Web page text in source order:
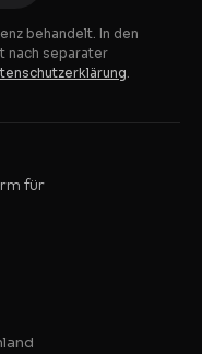
behandelt. In den
nach separater
.
für